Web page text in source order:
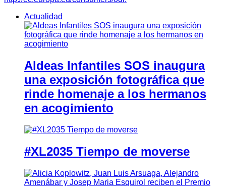
Actualidad
Aldeas Infantiles SOS inaugura
una exposición fotográfica que
rinde homenaje a los hermanos
en acogimiento
#XL2035 Tiempo de moverse